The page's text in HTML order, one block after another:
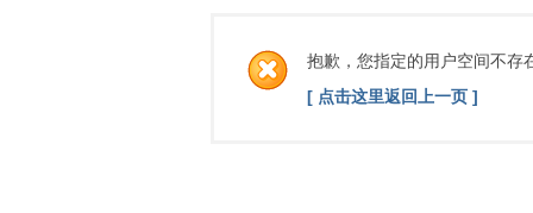
抱歉，您指定的用户空间不存
[ 点击这里返回上一页 ]